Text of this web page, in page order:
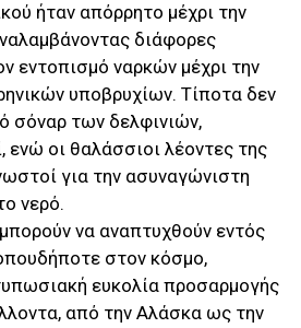
ήταν απόρρητο μέχρι την
διάφορες
εντοπισμό ναρκών μέχρι την
υποβρυχίων. Τίποτα δεν
σόναρ των δελφινιών,
ενώ οι θαλάσσιοι λέοντες της
για την ασυναγώνιστη
νερό.
να αναπτυχθούν εντός
στον κόσμο,
ευκολία προσαρμογής
από την Αλάσκα ως την